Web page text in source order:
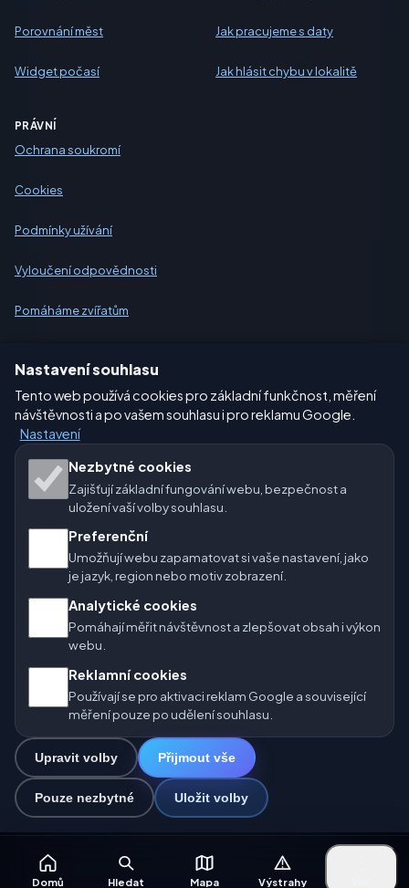
Porovnání měst
Widget počasí
Jak pracujeme s daty
Jak hlásit chybu v lokalitě
PRÁVNÍ
Ochrana soukromí
Cookies
Podmínky užívání
Vyloučení odpovědnosti
Pomáháme zvířatům
Nastavení
Naše weby o počasí:
🇨🇿 Česko 🇭🇷 Chorvatsko 🇧🇬 Bulharsko
🇩🇪🇦🇹🇨🇭 Německo / Rakousko / Švýcarsko
🌎 Latinská Amerika a Španělsko
🇮🇳 Jižní a jihovýchodní Asie
Provozovatel: Spolek Minizoo.cz z.s. | IČO: 21135550 |
info@pocasi.online
© 2026 Počasí Online · Meteorologická data: MET Norway · Open-
Meteo. Výstrahy počasí: ČHMÚ.
Domů Hledat Mapa Výstrahy
Nastavení souhlasu
Tento web používá cookies pro základní funkčnost, měření
návštěvnosti a po vašem souhlasu i pro reklamu Google.
Nastavení
Nezbytné cookies
Zajišťují základní fungování webu, bezpečnost a
uložení vaší volby souhlasu.
Preferenční
Umožňují webu zapamatovat si vaše nastavení, jako
je jazyk, region nebo motiv zobrazení.
Analytické cookies
Pomáhají měřit návštěvnost a zlepšovat obsah i výkon
webu.
Reklamní cookies
Používají se pro aktivaci reklam Google a související
měření pouze po udělení souhlasu.
Upravit volby Přijmout vše
Pouze nezbytné Uložit volby